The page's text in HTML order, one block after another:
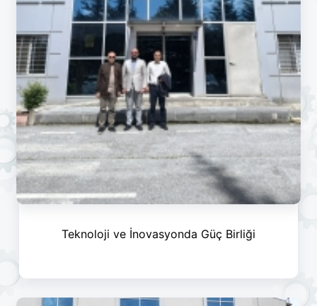
Teknoloji ve İnovasyonda Güç Birliği